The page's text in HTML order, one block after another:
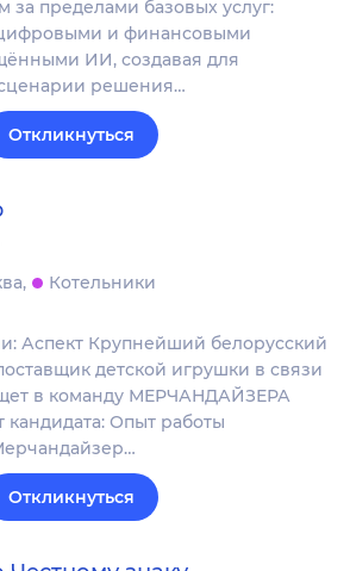
за пределами базовых услуг:
и финансовыми
ИИ, создавая для
решения…
Откликнуться
Котельники
Аспект Крупнейший белорусский
детской игрушки в связи
в команду МЕРЧАНДАЙЗЕРА
Опыт работы
Откликнуться